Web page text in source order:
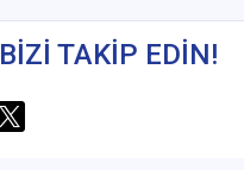
BİZİ TAKİP EDİN!